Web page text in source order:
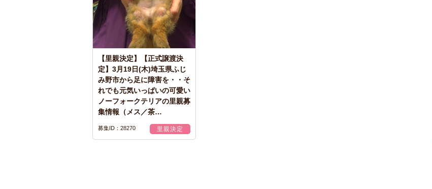
【里親決定】【正式譲渡決
定】3月19日(木)埼玉県ふじ
み野市から足に障害を・・そ
れでも元気いっぱいの可愛い
ノーフォークテリアの里親募
集情報（メス／茶…
募集ID：28270 里親決定